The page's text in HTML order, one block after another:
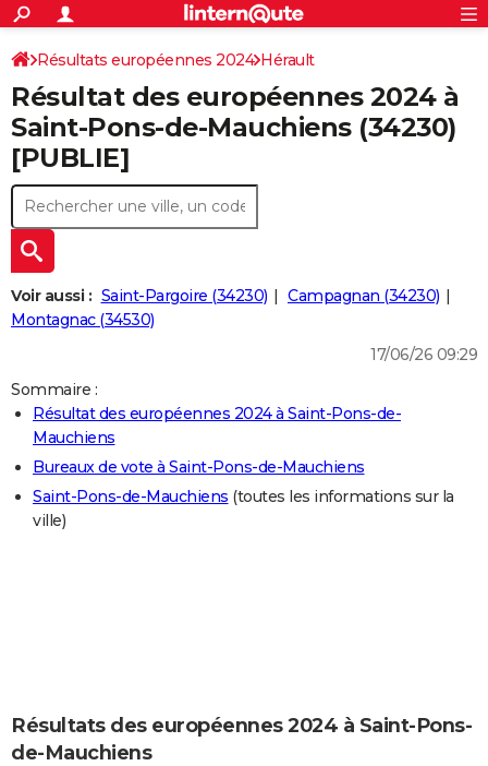
ACTUALITÉS
Politique
Société
Faits Divers
Education
Monde
Villes
+
SPORT
Coupe du monde 2026
Football
Tennis
Cyclisme
Rugby
Forum
CULTURE
Programme TV
TNT
Streaming
Cinéma
Sorties cinéma
Musique
+FINANCE
Retraite
Impôts
Epargne
Immobilier
Risques naturels par ville
Banque
Assurance
CréditAUTO
Essais
Réserver un essai
Citadines
Berlines
SUV
Forum auto
+HIGH-TECH
Mobiles
Meilleur smartphone
Internet
Ordinateurs
Jeux vidéo
Guide high-tech
+
BRICOLAGE
Forum
Aménagement intérieur
Extérieur
Cuisine
Salle de bains
Jardinage
Rangement
+
LIFESTYLE
Art de vivre
Bien-être
Loisirs
Mode
Modes de vie
SANTE
Alimentation
Guide de la santé
Maladies
Médicaments
Sommeil
VOYAGE
Destinations
City break
Voyage nature
Voyage de noces
Forum
Climat
PHOTO
Dictionnaire
Biographies
Citations
Expressions
Proverbes
PROGRAMME TV
S'inscrire
Connexion
Résultats européennes 2024 Hérault
Résultat des européennes 2024 à
Saint-Pons-de-Mauchiens (34230)
[PUBLIE]
Voir aussi : Saint-Pargoire (34230)
Campagnan (34230)
Montagnac (34530)
17/06/26 09:29
Sommaire :
Résultat des européennes 2024 à Saint-Pons-de-
Mauchiens
Bureaux de vote à Saint-Pons-de-Mauchiens
Saint-Pons-de-Mauchiens (toutes les informations sur la
ville)
Résultats des européennes 2024 à Saint-Pons-
de-Mauchiens